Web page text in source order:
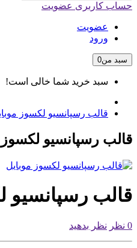
حساب کاربری عضویت
عضویت
ورود
سبد من0
سبد خرید شما خالی است!
قالب رسپانسیو لکسوز
قالب رسپانسیو لکسوز
قالب رسپانسیو
0 نظر نظر بدهید